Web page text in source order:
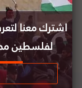
اشترك معنا
لفلسطين